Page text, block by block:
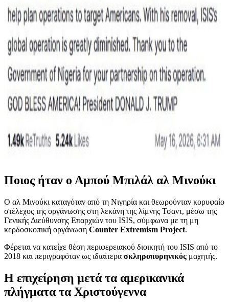
Ποιος ήταν ο Αμπού Μπιλάλ αλ Μινούκι
Ο αλ Μινούκι καταγόταν από τη Νιγηρία και θεωρούνταν κορυφαίο
στέλεχος της οργάνωσης στη λεκάνη της λίμνης Τσαντ, μέσω της
Γενικής Διεύθυνσης Επαρχιών του ISIS, σύμφωνα με τη μη
κερδοσκοπική οργάνωση Counter Extremism Project.
Φέρεται να κατείχε θέση περιφερειακού διοικητή του ISIS από το
2018 και περιγραφόταν ως ιδιαίτερα σκληροπυρηνικός μαχητής.
Η επιχείρηση μετά τα αμερικανικά
πλήγματα τα Χριστούγεννα